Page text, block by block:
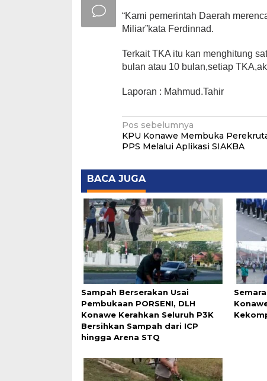
“Kami pemerintah Daerah
Miliar”kata Ferdinnad.
Terkait TKA itu kan menghitung
bulan atau 10 bulan,setiap
Laporan : Mahmud.Tahir
Navigasi
pos
Pos sebelumnya
KPU Konawe Membuka
PPS Melalui Aplikasi SIAKBA
BACA JUGA
Sampah Berserakan Usai
Pembukaan PORSENI, DLH
Konawe Kerahkan Seluruh P3K
Bersihkan Sampah dari ICP
hingga Arena STQ